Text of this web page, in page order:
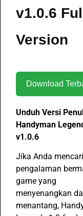
v1.0.6
Version
Unduh Versi
Handyman
v1.0.6
Jika Anda mencari
pengalaman
game yang
menyenangkan
menantang,